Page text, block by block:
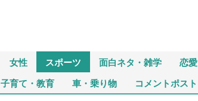
女性 スポーツ 面白ネタ・雑学 恋愛
子育て・教育 車・乗り物 コメントポスト